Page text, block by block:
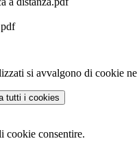
si avvalgono di cookie
tutti i cookies
cookie consentire.